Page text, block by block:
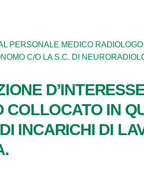
PERSONALE MEDICO
C/O LA S.C. DI
IN
INCARICHI DI